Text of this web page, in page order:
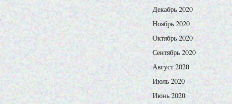
Декабрь 2020
Ноябрь 2020
Октябрь 2020
Сентябрь 2020
Август 2020
Июль 2020
Июнь 2020